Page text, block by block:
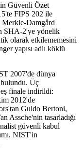
Güvenli Özet
FIPS 202 ile
Merkle-Damgård
SHA-2'ye yönelik
olarak etkilememesini
yapısı adlı köklü
2007'de dünya
bulundu. Üç
finale indirildi:
2012'de
Guido Bertoni,
Assche'nin tasarladığı
güvenli kabul
NIST'in